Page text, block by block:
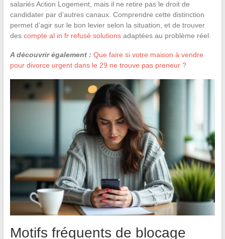
salariés Action Logement, mais il ne retire pas le droit de
candidater par d’autres canaux. Comprendre cette distinction
permet d’agir sur le bon levier selon la situation, et de trouver
des compte al in fr refusé solutionsadaptées au problème réel.
A découvrir également : Que faire si votre maison à vendre
pour divorce urgent dans le 29 ne trouve pas preneur ?
Motifs fréquents de blocage